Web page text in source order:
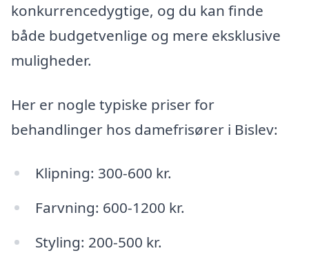
konkurrencedygtige, og du kan finde
både budgetvenlige og mere eksklusive
muligheder.
Her er nogle typiske priser for
behandlinger hos damefrisører i Bislev:
Klipning: 300-600 kr.
Farvning: 600-1200 kr.
Styling: 200-500 kr.